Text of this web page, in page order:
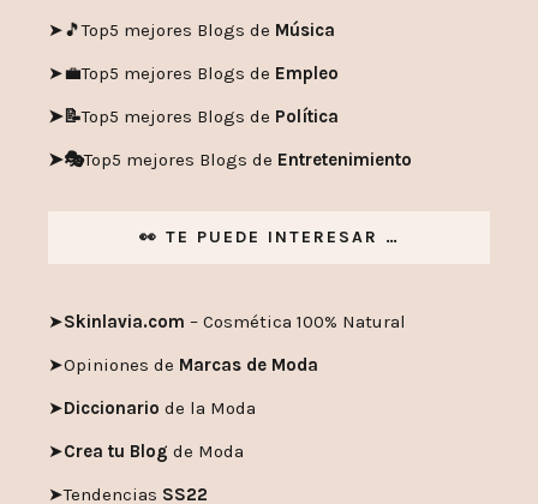
➤🎵Top5 mejores Blogs de Música
➤💼Top5 mejores Blogs de Empleo
➤📝Top5 mejores Blogs de Política
➤🎭Top5 mejores Blogs de Entretenimiento
👀 TE PUEDE INTERESAR …
➤Skinlavia.com – Cosmética 100% Natural
➤Opiniones de Marcas de Moda
➤Diccionario de la Moda
➤Crea tu Blog de Moda
➤Tendencias SS22